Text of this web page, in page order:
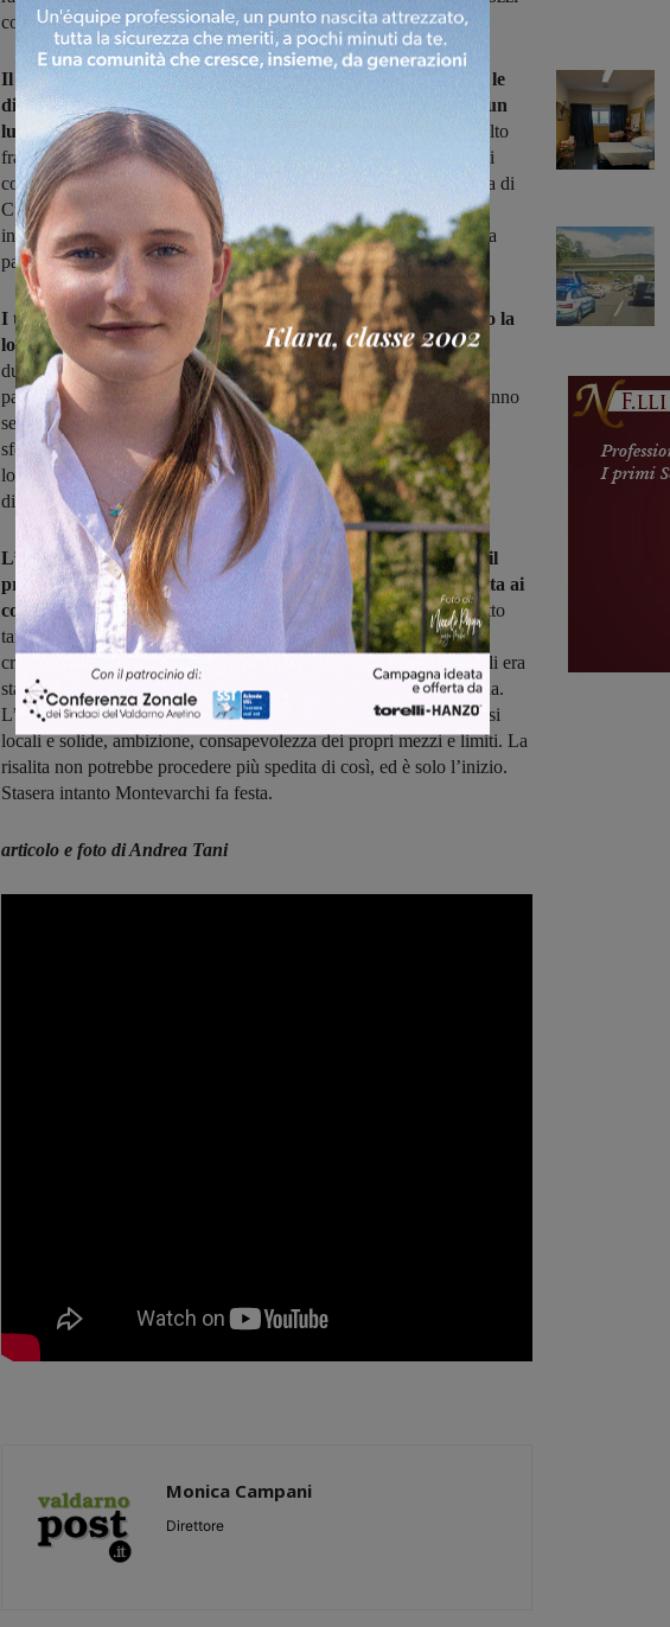
con un preciso rasoterra.
Il Cortona non demorde e alla prima vera occasione dimezza le
distanze con Rubechini, che al 12’ della ripresa gira in porta un
lungo lancio verticale in mezzo all’area . Da lì la partita si fa molto
frammentata, l’Aquila resiste bene e appena prima del 90’ chiude i
conti con la rete del neo entrato Lorenzo Brocci. Grande cavalcata di
Cuccoli sulla sinistra, dribbling e palla in mezzo all’area, velo
intelligente di Mori che smarca il compagno davanti al portiere. La
palla si insacca e dà il via alla festa.
I tifosi si scatenano ed è giusto che saltino, è giusto che cantino la
loro esultanza che oggi sembra più uno sfogodopo gli anni
durissimi precipitati nel fallimento e quelli che son seguiti, fatti di
pazienza e di accettazione. Non si sono mai stancati di cantare, hanno
seguito il cuore rossoblù che li guidava su campi di provincia
sforzandosi di non pensare ai fasti di un passato nemmeno troppo
lontano. Oggi tutto è andato secondo i piani e chi c’era non
dimenticherà questa giornata.
L’Aquila arriva in Promozione, seconda categoria regionale, il
primo importante trampolino di lancio verso il calcio che spetta ai
colori rossoblù . Ci arriva dopo aver imparato ad esser grande, fatto
tanta fatica, perso punti e posizioni in classifica, incassato aspre
critiche, sempre trovando il modo di rialzarsi e chiudendo come gli era
stato chiesto di fare, con la vittoria e con l’attaccamento alla maglia.
L’Aquila è soprattutto di nuovo una società con un futuro, con basi
locali e solide, ambizione, consapevolezza dei propri mezzi e limiti. La
risalita non potrebbe procedere più spedita di così, ed è solo l’inizio.
Stasera intanto Montevarchi fa festa.
articolo e foto di Andrea Tani
Monica Campani
Direttore